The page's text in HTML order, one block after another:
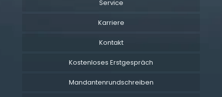
Service
Karriere
Kontakt
Kostenloses Erstgespräch
Mandantenrundschreiben